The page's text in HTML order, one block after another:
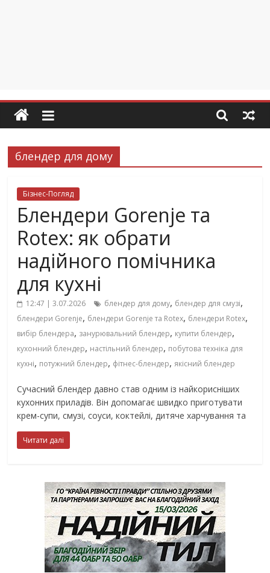
блендер для дому
Бізнес-Погляд
Блендери Gorenje та
Rotex: як обрати
надійного помічника
для кухні
12:47 | 3.07.2026 блендер для дому, блендер для смузі,
блендери Gorenje, блендери Gorenje та Rotex, блендери Rotex,
вибір блендера, занурювальний блендер, купити блендер,
кухонний блендер, настільний блендер, побутова техніка для
кухні, потужний блендер, фітнес-блендер, якісний блендер
Сучасний блендер давно став одним із найкорисніших
кухонних приладів. Він допомагає швидко приготувати
крем-супи, смузі, соуси, коктейлі, дитяче харчування та
Читати далі